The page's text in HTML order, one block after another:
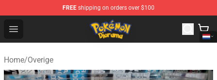
FREE shipping on orders over $100
Open menu
Pokemon Diorama Shop - The Best Store of Pokemon
Home/Overige